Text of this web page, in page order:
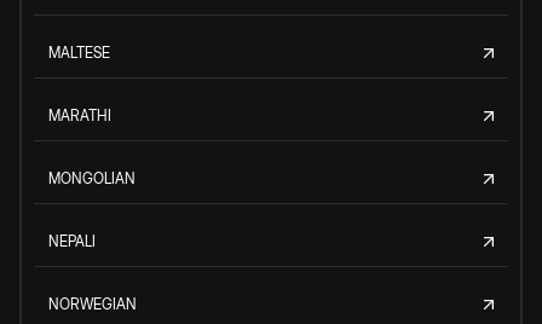
MALTESE
MARATHI
MONGOLIAN
NEPALI
NORWEGIAN